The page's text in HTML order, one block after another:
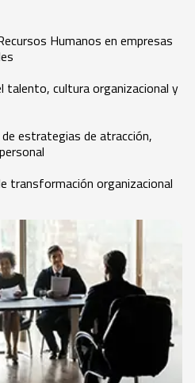
Humanos en empresas
talento, cultura organizacional y
estrategias de atracción,
transformación organizacional